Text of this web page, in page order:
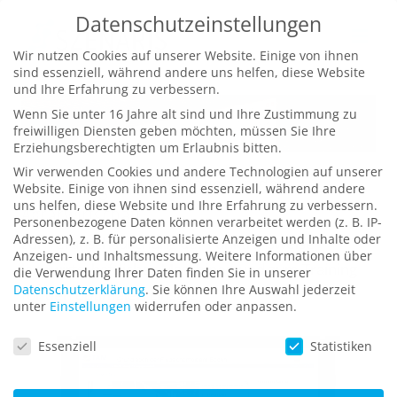
springen
E-Learning und Simulation in der
Agrarwirtschaft
zur Veranschaulichung der Funktionsweise
landwirtschaftlicher Maschinen und zum Training
für den optimalen Einsatz
Datenschutzeinstellungen
Wir nutzen Cookies auf unserer Website. Einige von ihnen
sind essenziell, während andere uns helfen, diese Website
und Ihre Erfahrung zu verbessern.
Wenn Sie unter 16 Jahre alt sind und Ihre Zustimmung zu
freiwilligen Diensten geben möchten, müssen Sie Ihre
Erziehungsberechtigten um Erlaubnis bitten.
Wir verwenden Cookies und andere Technologien auf unserer
Website. Einige von ihnen sind essenziell, während andere
uns helfen, diese Website und Ihre Erfahrung zu verbessern.
Personenbezogene Daten können verarbeitet werden (z. B. IP-
Adressen), z. B. für personalisierte Anzeigen und Inhalte oder
Anzeigen- und Inhaltsmessung. Weitere Informationen über
die Verwendung Ihrer Daten finden Sie in unserer
Datenschutzerklärung. Sie können Ihre Auswahl jederzeit
unter Einstellungen widerrufen oder anpassen.
Datenschutzeinstellungen
Essenziell Statistiken